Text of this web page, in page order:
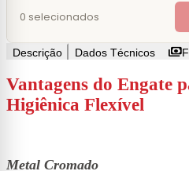
0 selecionados
Descrição Dados Técnicos payments
Vantagens do Engate
Higiênica Flexível
Metal Cromado